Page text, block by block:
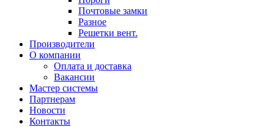
Почтовые замки
Разное
Решетки вент.
Производители
О компании
Оплата и доставка
Вакансии
Мастер системы
Партнерам
Новости
Контакты